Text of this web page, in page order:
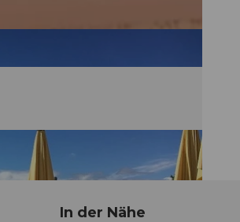
In der Nähe